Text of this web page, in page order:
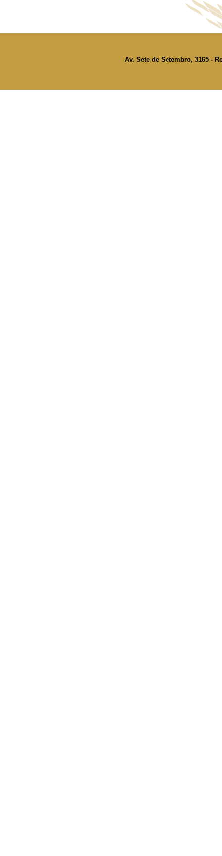
Av. Sete de Setembro, 3165 -